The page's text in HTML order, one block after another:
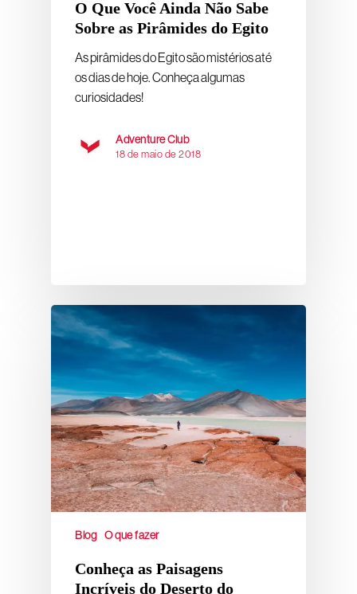
O Que Você Ainda Não Sabe
Sobre as Pirâmides do Egito
As pirâmides do Egito são mistérios até
os dias de hoje. Conheça algumas
curiosidades!
Adventure Club
18 de maio de 2018
Blog O que fazer
Conheça as Paisagens
Incríveis do Deserto do